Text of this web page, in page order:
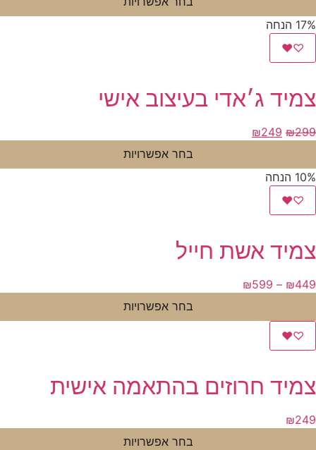
17% הנחה
♡
♥
צמיד ג׳אדי בעיצוב אישי
₪299
המחיר
היה:
₪299.
₪249
הוא:
בחר אפשרויות
10% הנחה
♡
♥
צמיד אשת חייל
₪449
–
₪599
בחר אפשרויות
♡
♥
צמיד חרוזים בהתאמה אישית
₪249
בחר אפשרויות